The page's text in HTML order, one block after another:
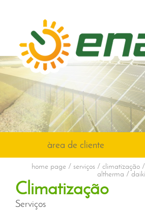
àrea de cliente
home page / serviços / climatização
altherma /
Climatização
Serviços